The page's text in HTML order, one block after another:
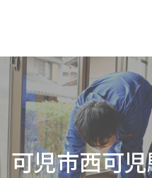
可児市西可